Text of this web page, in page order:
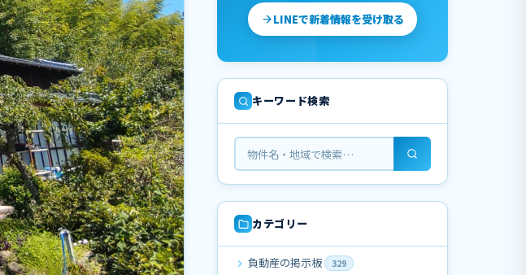
LINEで新着情報を受け取る
キーワード検索
カテゴリー
負動産の掲示板 329